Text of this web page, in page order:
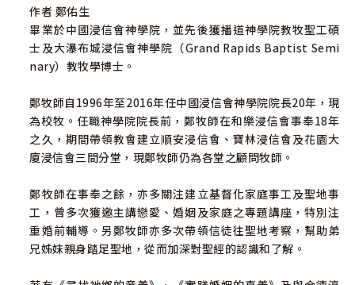
作者 鄭佑生
畢業於中國浸信會神學院，並先後獲播道神學院教牧聖工碩
士及大瀑布城浸信會神學院（Grand Rapids Baptist Semi
nary）教牧學博士。
鄭牧師自1996年至2016年任中國浸信會神學院院長20年，現
為校牧。任職神學院院長前，鄭牧師在和樂浸信會事奉18年
之久，期間帶領教會建立順安浸信會、寶林浸信會及花園大
廈浸信會三間分堂，現鄭牧師仍為各堂之顧問牧師。
鄭牧師在事奉之餘，亦多關注建立基督化家庭事工及聖地事
工，曾多次獲邀主講戀愛、婚姻及家庭之專題講座，特別注
重婚前輔導。另鄭牧師亦多次帶領信徒往聖地考察，幫助弟
兄姊妹親身踏足聖地，從而加深對聖經的認識和了解。